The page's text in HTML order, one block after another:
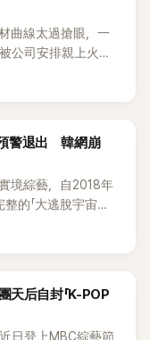
曲線太過搶眼，一
公司安排親上火
場記者會後來還被
人太難搞－秘書
「媽媽群」——李智
身分登場，分享最真
李智惠會合，兩人
，李瑞鎮突然直球
人中縮短手術嗎？」
前不是還在游泳池
智惠聽了忍不住笑
：「那時候新聞鬧那
預警退出 韓網崩
境綜藝，自2018年
的「大逃脫宇宙
龐大世界觀，累積
后自封「K-POP
日登上MBC綜藝節